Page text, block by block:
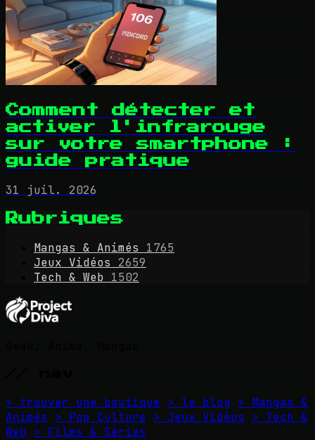
Comment détecter et
activer l'infrarouge
sur votre smartphone :
guide pratique
31 juil. 2026
Rubriques
Mangas & Animés
1765
Jeux Vidéos
2659
Tech & Web 1502
> trouver une boutique > le blog > Mangas &
Animés
> Pop Culture > Jeux Vidéos
> Tech &
Web > Films & Séries